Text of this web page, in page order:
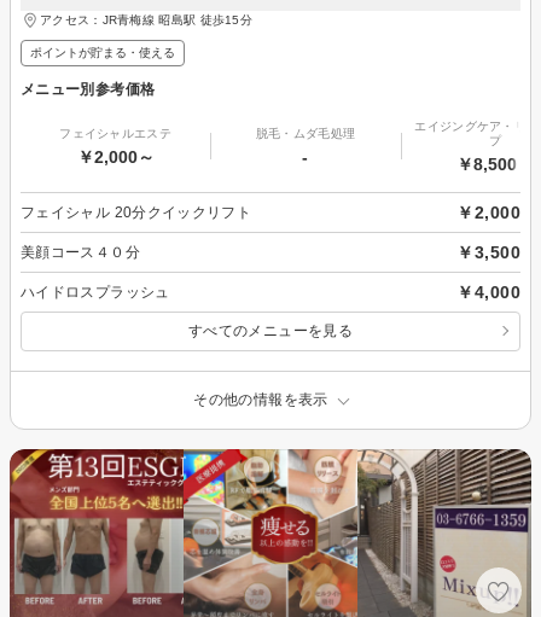
アクセス：JR青梅線 昭島駅 徒歩15分
ポイントが貯まる・使える
メニュー別参考価格
フェイシャルエステ
￥2,000～
脱毛・ムダ毛処理
-
エイジングケア・リ
プ
￥8,500～
フェイシャル 20分クイックリフト ￥2,000
美顔コース４０分 ￥3,500
ハイドロスプラッシュ ￥4,000
すべてのメニューを見る
その他の情報を表示